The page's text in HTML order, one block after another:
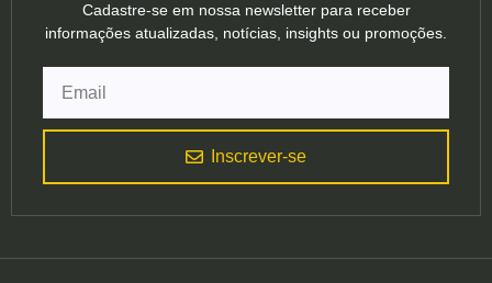
Cadastre-se em nossa newsletter para receber
informações atualizadas, notícias, insights ou promoções.
Inscrever-se